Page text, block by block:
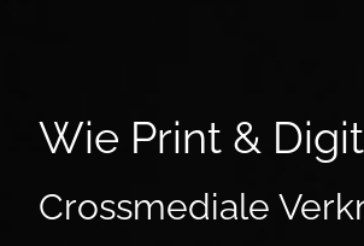
Wie Print &
Crossmediale